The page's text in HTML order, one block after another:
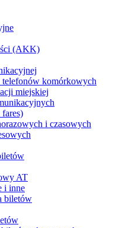
(AKK)
telefonów komórkowych
miejskiej
i czasowych
AT
i inne
biletów